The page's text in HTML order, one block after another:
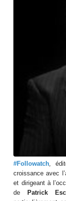
#Followatch
croissance avec
et dirigeant à
de Patrick